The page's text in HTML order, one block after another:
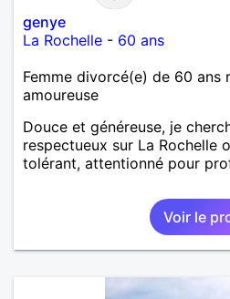
genye
La Rochelle - 60 ans
Femme divorcé(e) de 60 ans
amoureuse
Douce et généreuse, je
respectueux sur La Rochelle
tolérant, attentionné pour
Voir le